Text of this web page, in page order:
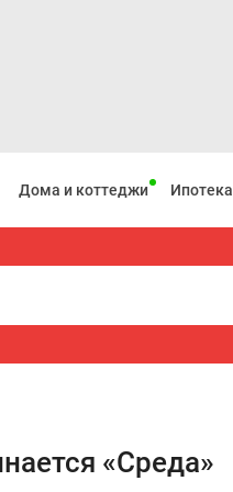
Дома и коттеджи Ипотека
«Среда»